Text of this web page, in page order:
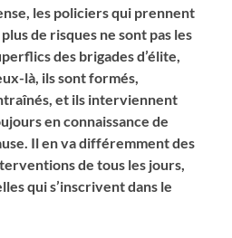
les policiers qui prennent
de risques ne sont pas les
des brigades d’élite,
là, ils sont formés,
et ils interviennent
en connaissance de
Il en va différemment des
de tous les jours,
qui s’inscrivent dans le